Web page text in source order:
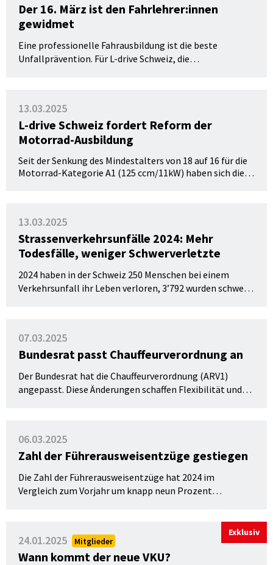
Der 16. März ist den Fahrlehrer:innen
gewidmet
Eine professionelle Fahrausbildung ist die beste
Unfallprävention. Für L-drive Schweiz, die
März als Driving Instructor Day weltweit den
Fahrlehrer:innen gewidmet.
13.03.2025
L-drive Schweiz fordert Reform der
Motorrad-Ausbildung
Seit der Senkung des Mindestalters von 18 auf 16 für die
Motorrad-Kategorie A1 (125 ccm/11kW) haben sich die
die Verkehrssicherheit wieder gewährleisten zu können.
13.03.2025
Strassenverkehrsunfälle 2024: Mehr
Todesfälle, weniger Schwerverletzte
2024 haben in der Schweiz 250 Menschen bei einem
Verkehrsunfall ihr Leben verloren, 3’792 wurden schwer
07.03.2025
Bundesrat passt Chauffeurverordnung an
Der Bundesrat hat die Chauffeurverordnung (ARV1)
angepasst. Diese Änderungen schaffen Flexibilität und
06.03.2025
Zahl der Führerausweisentzüge gestiegen
Die Zahl der Führerausweisentzüge hat 2024 im
Vergleich zum Vorjahr um knapp neun Prozent
Exklusiv
24.01.2025 Mitglieder
Wann kommt der neue VKU?